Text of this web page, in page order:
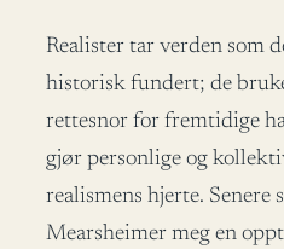
Realister tar verden som
historisk fundert; de
rettesnor for fremtidige
gjør personlige og
realismens hjerte. Senere
Mearsheimer meg en